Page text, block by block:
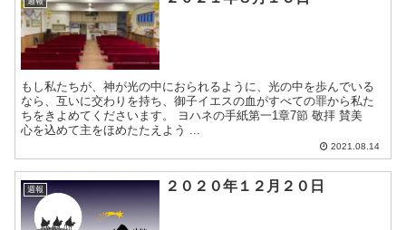
もし私たちが、神が光の中におられるように、光の中を歩んでいる
なら、互いに交わりを持ち、御子イエスの血がすべての罪から私た
ちをきよめてくださいます。 ヨハネの手紙第一1章7節 敬拝 賛美
心を込めて主をほめたたえよう ...
2021.08.14
週報 ２０２０年１２月２０日